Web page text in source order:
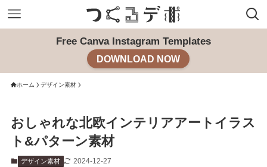
Free Canva Instagram Templates
DOWNLOAD NOW
ホーム デザイン素材
おしゃれな北欧インテリアアートイラス
ト&パターン素材
デザイン素材 2024-12-27